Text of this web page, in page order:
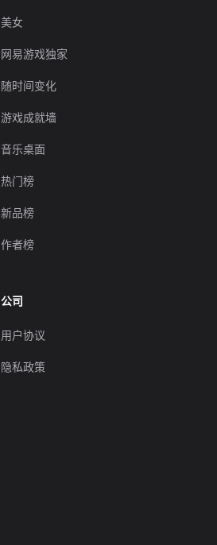
美女
网易游戏独家
随时间变化
游戏成就墙
音乐桌面
热门榜
新品榜
作者榜
公司
用户协议
隐私政策